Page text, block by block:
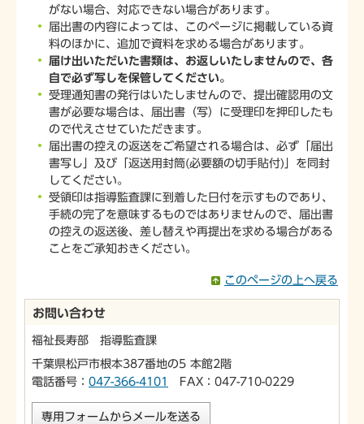
がない場合、対応できない場合があります。
届出書の内容によっては、このページに掲載している資
料のほかに、追加で資料を求める場合があります。
届け出いただいた書類は、お返しいたしませんので、各
自で必ず写しを保管してください。
受理通知書の発行はいたしませんので、提出確認用の文
書が必要な場合は、届出書（写）に受理印を押印したも
ので代えさせていただきます。
届出書の控えの返送をご希望される場合は、必ず「届出
書写し」及び「返送用封筒(必要額の切手貼付)」を同封
してください。
受領印は指導監査課に到着した日付を示すものであり、
手続の完了を意味するものではありませんので、届出書
の控えの返送後、差し替えや再提出を求める場合がある
ことをご承知おきください。
このページの上へ戻る
お問い合わせ
福祉長寿部 指導監査課
千葉県松戸市根本387番地の5 本館2階
電話番号： 047-366-4101 FAX：047-710-0229
専用フォームからメールを送る